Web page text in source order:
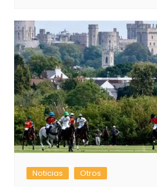
Noticias Otros